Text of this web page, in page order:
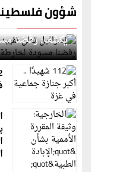
شؤون
إسرائيل تعلن
يكشف: رفضنا